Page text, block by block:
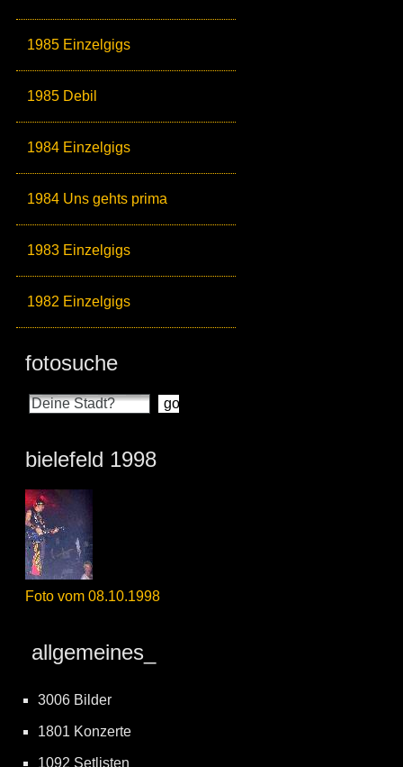
1985 Einzelgigs
1985 Debil
1984 Einzelgigs
1984 Uns gehts prima
1983 Einzelgigs
1982 Einzelgigs
fotosuche
bielefeld 1998
Foto vom 08.10.1998
allgemeines_
3006 Bilder
1801 Konzerte
1092 Setlisten